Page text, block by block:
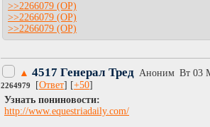
>>2266079
>>2266079
>>2266079
▲ 4517 Генерал Тред Аноним Вт 03
2264979
[Ответ] [+50]
Узнать пониновости:
http://www.equestriadaily.com/